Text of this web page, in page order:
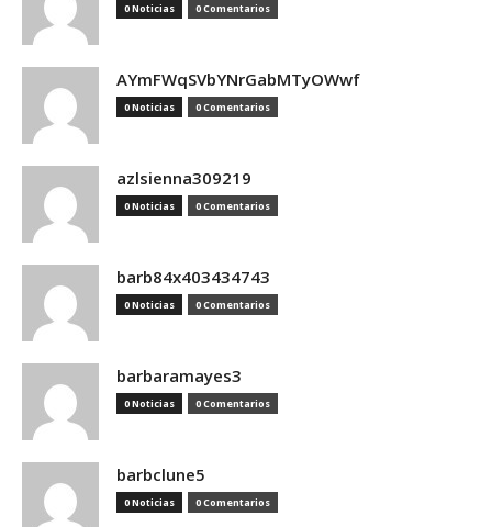
0 Noticias 0 Comentarios
AYmFWqSVbYNrGabMTyOWwf
0 Noticias 0 Comentarios
azlsienna309219
0 Noticias 0 Comentarios
barb84x403434743
0 Noticias 0 Comentarios
barbaramayes3
0 Noticias 0 Comentarios
barbclune5
0 Noticias 0 Comentarios